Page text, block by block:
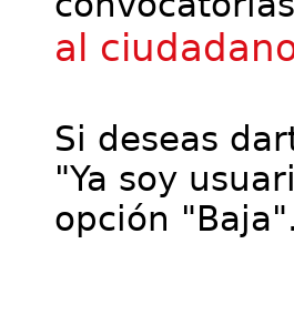
al
Si deseas
"Ya soy
opción "Baja".